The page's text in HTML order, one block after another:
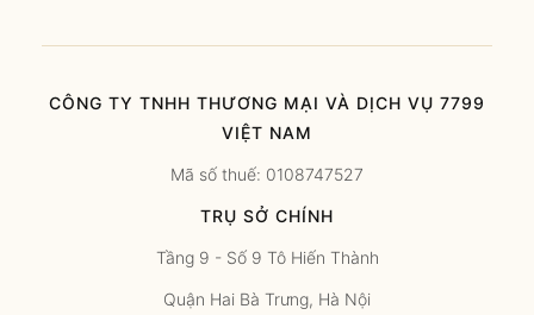
CÔNG TY TNHH THƯƠNG MẠI VÀ DỊCH VỤ 7799
VIỆT NAM
Mã số thuế: 0108747527
TRỤ SỞ CHÍNH
Tầng 9 - Số 9 Tô Hiến Thành
Quận Hai Bà Trưng, Hà Nội